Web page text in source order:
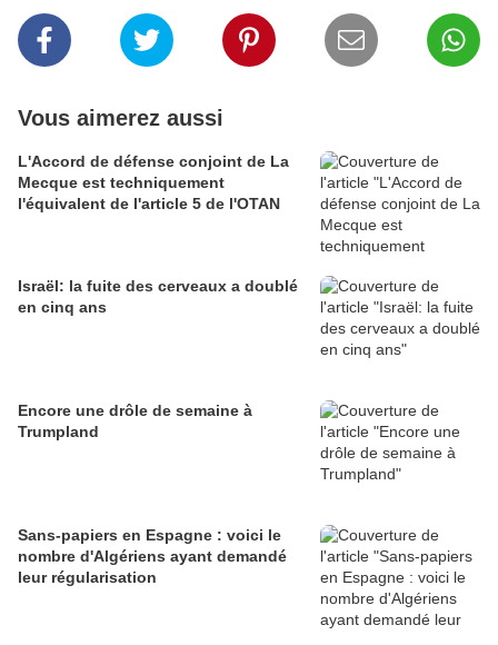
Vous aimerez aussi
L'Accord de défense conjoint de La
Mecque est techniquement
l'équivalent de l'article 5 de l'OTAN
Israël: la fuite des cerveaux a doublé
en cinq ans
Encore une drôle de semaine à
Trumpland
Sans-papiers en Espagne : voici le
nombre d'Algériens ayant demandé
leur régularisation